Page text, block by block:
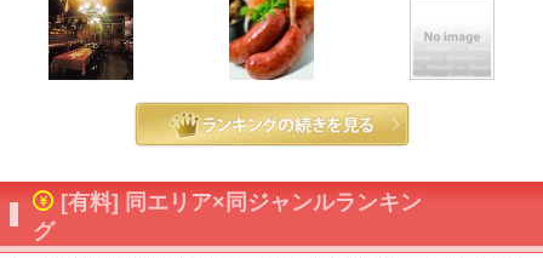
[有料] 同エリア×同ジャンルランキン
グ